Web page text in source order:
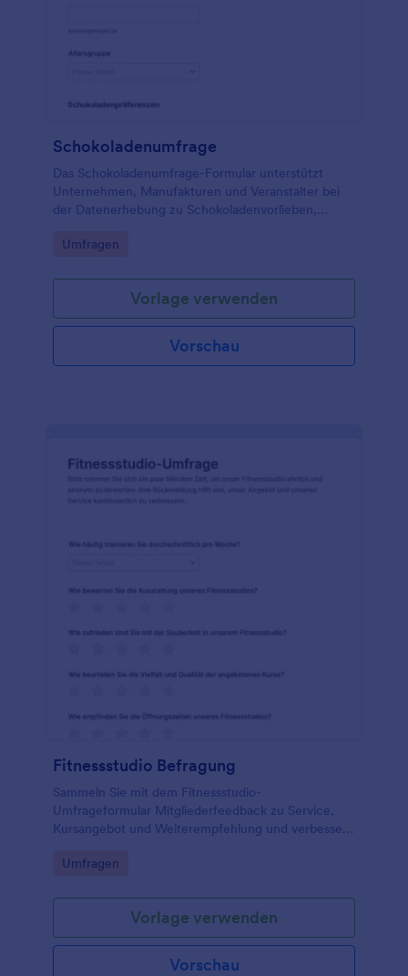
Schokoladenumfrage
Das Schokoladenumfrage-Formular unterstützt
Unternehmen, Manufakturen und Veranstalter bei
der Datenerhebung zu Schokoladenvorlieben,
jede Formularantwort zentral in Jotform.
Go to Category:
Umfragen
Vorlage verwenden
Vorschau
Fitnessstudio Befragung
Sammeln Sie mit dem Fitnessstudio-
Umfrageformular Mitgliederfeedback zu Service,
Kursangebot und Weiterempfehlung und verbessern
Jotform Formularvorlagen.
Go to Category:
Umfragen
Vorlage verwenden
Vorschau